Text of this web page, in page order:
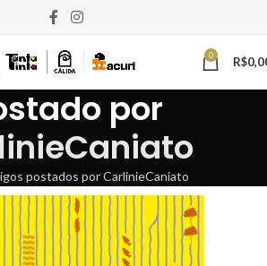
0 R$
por
postados por CarlinieCaniato